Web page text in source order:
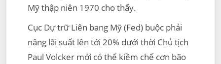
Mỹ thập niên 1970 cho thấy.
Cục Dự trữ Liên bang Mỹ (Fed) buộc phải
nâng lãi suất lên tới 20% dưới thời Chủ tịch
Paul Volcker mới có thể kiềm chế cơn bão